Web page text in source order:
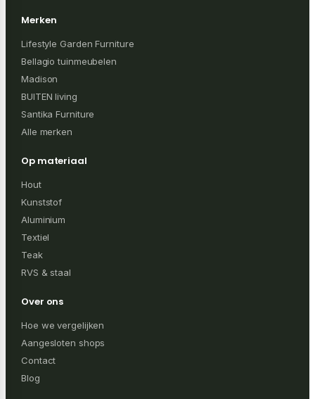
Merken
Lifestyle Garden Furniture
Bellagio tuinmeubelen
Madison
BUITEN living
Santika Furniture
Alle merken
Op materiaal
Hout
Kunststof
Aluminium
Textiel
Teak
RVS & staal
Over ons
Hoe we vergelijken
Aangesloten shops
Contact
Blog